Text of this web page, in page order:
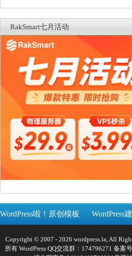
RakSmart七月活动
WordPress啦！原创模板 WordPress
Copyright © 2007 - 2026 wordpress.la, All
所有 WordPress QQ交流群：174796271 备案